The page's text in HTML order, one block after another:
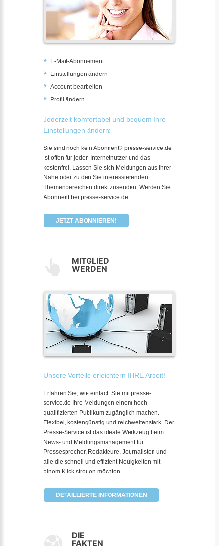
E-Mail-Abonnement
Einstellungen ändern
Account bearbeiten
Profil ändern
Jederzeit komfortabel und bequem Ihre
Einstellungen ändern:
Sie sind noch kein Abonnent? presse-service.de
ist offen für jeden Internetnutzer und das
kostenfrei. Lassen Sie sich Meldungen aus Ihrer
Nähe oder zu den Sie interessierenden
Themenbereichen direkt zusenden. Werden Sie
Abonnent bei presse-service.de
JETZT ABONNIEREN!
MITGLIED
WERDEN
Unsere Vorteile erleichtern IHRE Arbeit!
Erfahren Sie, wie einfach Sie mit presse-
service.de Ihre Meldungen einem hoch
qualifizierten Publikum zugänglich machen.
Flexibel, kostengünstig und reichweitenstark. Der
Presse-Service ist das ideale Werkzeug beim
News- und Meldungsmanagement für
Pressesprecher, Redakteure, Journalisten und
alle die schnell und effizient Neuigkeiten mit
einem Klick streuen möchten.
DETAILLIERTE INFORMATIONEN
DIE
FAKTEN